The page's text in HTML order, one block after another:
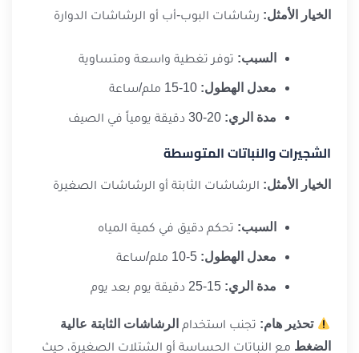
الخيار الأمثل: رشاشات البوب-أب أو الرشاشات الدوارة
السبب: توفر تغطية واسعة ومتساوية
معدل الهطول:
مدة الري:
الشجيرات والنباتات المتوسطة
الخيار الأمثل: الرشاشات الثابتة أو الرشاشات الصغيرة
السبب: تحكم دقيق في كمية المياه
معدل الهطول:
مدة الري:
تحذير هام: تجنب استخدام
الرشاشات الثابتة عالية
الضغط مع النباتات الحساسة أو الشتلات الصغيرة، حيث